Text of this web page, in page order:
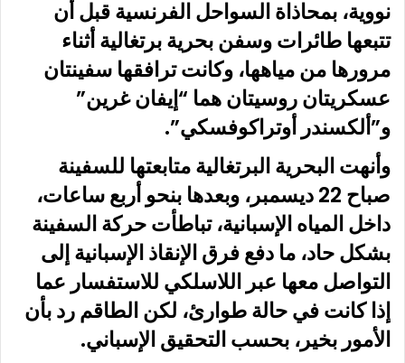
نووية، بمحاذاة السواحل الفرنسية قبل أن
تتبعها طائرات وسفن بحرية برتغالية أثناء
مرورها من مياهها، وكانت ترافقها سفينتان
عسكريتان روسيتان هما “إيفان غرين”
و”ألكسندر أوتراكوفسكي”.
وأنهت البحرية البرتغالية متابعتها للسفينة
صباح 22 ديسمبر، وبعدها بنحو أربع ساعات،
داخل المياه الإسبانية، تباطأت حركة السفينة
بشكل حاد، ما دفع فرق الإنقاذ الإسبانية إلى
التواصل معها عبر اللاسلكي للاستفسار عما
إذا كانت في حالة طوارئ، لكن الطاقم رد بأن
الأمور بخير، بحسب التحقيق الإسباني.